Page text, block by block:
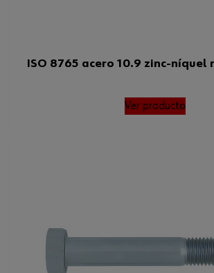
ISO 8765 acero 10.9 zinc-níquel
Ver producto